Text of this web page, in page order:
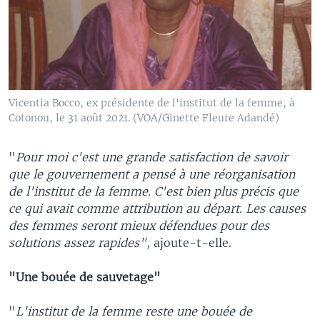
Vicentia Bocco, ex présidente de l'institut de la femme, à
Cotonou, le 31 août 2021. (VOA/Ginette Fleure Adandé)
" Pour moi c'est une grande satisfaction de savoir
que le gouvernement a pensé à une réorganisation
de l'institut de la femme. C'est bien plus précis que
ce qui avait comme attribution au départ. Les causes
des femmes seront mieux défendues pour des
solutions assez rapides", ajoute-t-elle.
"Une bouée de sauvetage"
" L'institut de la femme reste une bouée de